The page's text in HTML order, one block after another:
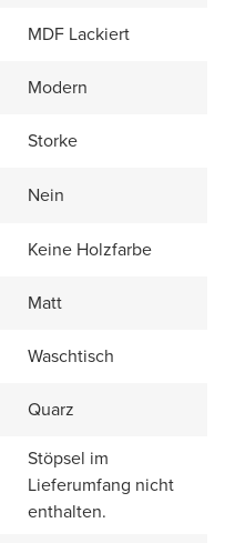
MDF Lackiert
Modern
Storke
Nein
Keine Holzfarbe
Matt
Waschtisch
Quarz
Stöpsel im
Lieferumfang nicht
enthalten.